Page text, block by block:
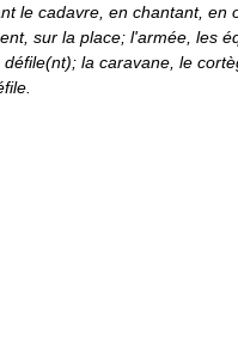
le cadavre, en chantant, en
sur la place; l'armée, les
la caravane, le